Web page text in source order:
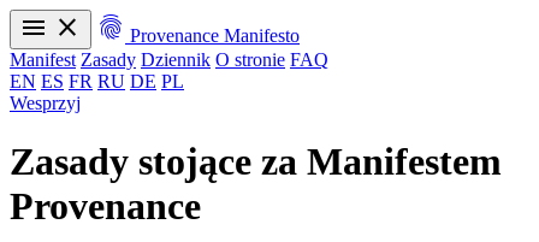
menu close fingerprint Provenance Manifesto
Manifest Zasady Dziennik O stronie FAQ
EN ES FR RU DE PL
Wesprzyj
EN
RU
Zasady stojące za Manifestem
Provenance